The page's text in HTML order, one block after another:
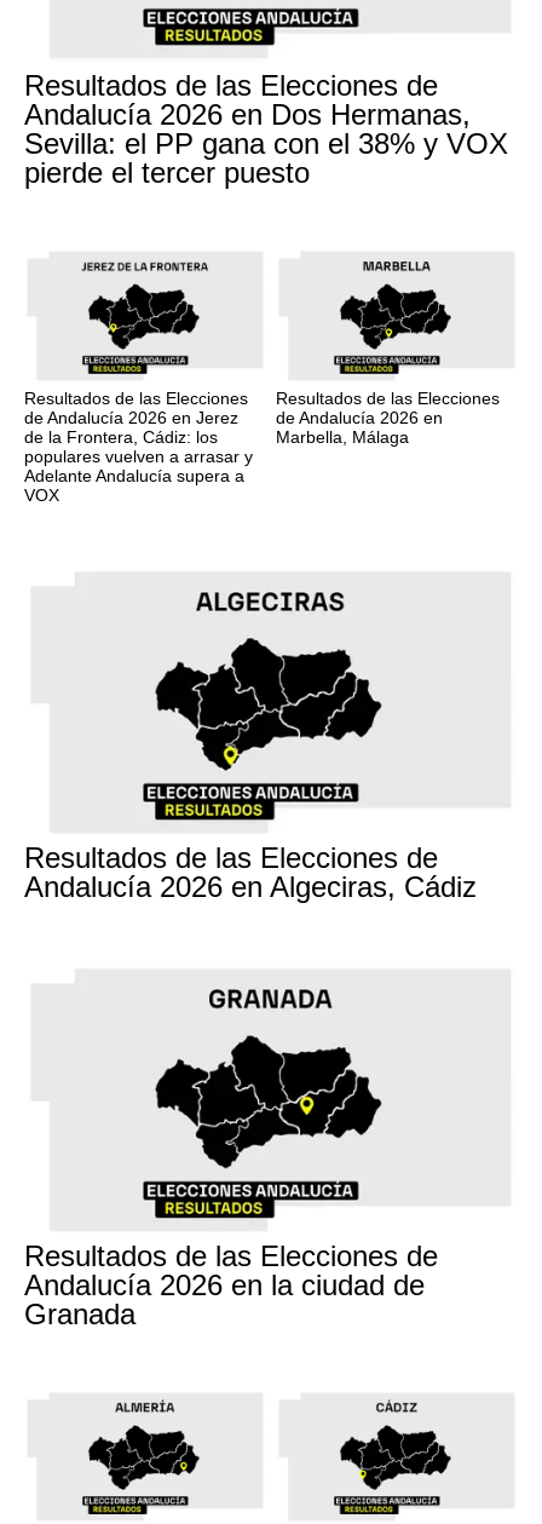
Resultados de las Elecciones de
Andalucía 2026 en Dos Hermanas,
Sevilla: el PP gana con el 38% y VOX
pierde el tercer puesto
Resultados de las Elecciones
de Andalucía 2026 en Jerez
de la Frontera, Cádiz: los
populares vuelven a arrasar y
Adelante Andalucía supera a
VOX
Resultados de las Elecciones
de Andalucía 2026 en
Marbella, Málaga
Resultados de las Elecciones de
Andalucía 2026 en Algeciras, Cádiz
Resultados de las Elecciones de
Andalucía 2026 en la ciudad de
Granada